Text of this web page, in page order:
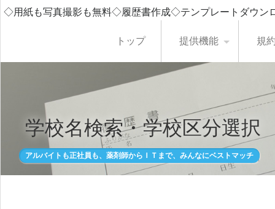
◇用紙も写真撮影も無料◇履歴書作成◇テンプレートダウ
トップ 提供機能 規
学校名検索・学校区分選択
アルバイトも正社員も、薬剤師からＩＴまで、みんなにベストマッチ